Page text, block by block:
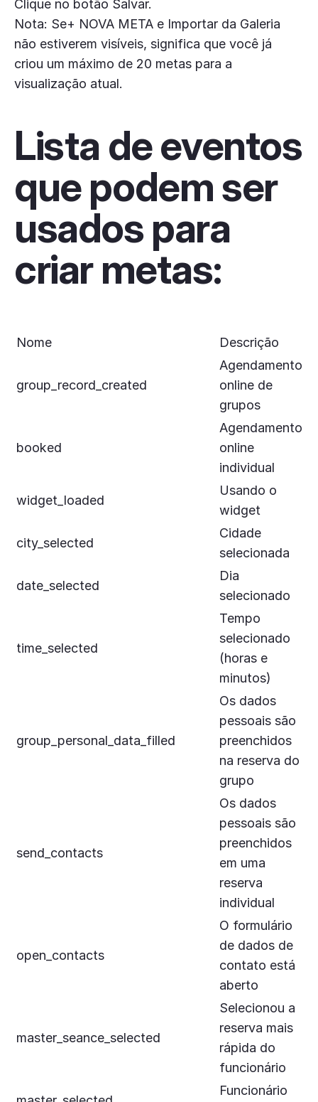
Clique no botão Salvar.
Nota: Se+ NOVA META e Importar da Galeria
não estiverem visíveis, significa que você já
criou um máximo de 20 metas para a
visualização atual.
Lista de eventos
que podem ser
usados ​​para
criar metas:
Nome Descrição
group_record_created
Agendamento
online de
grupos
booked
Agendamento
online
individual
widget_loaded
Usando o
widget
city_selected
Cidade
selecionada
date_selected
Dia
selecionado
time_selected
Tempo
selecionado
(horas e
minutos)
group_personal_data_filled
Os dados
pessoais são
preenchidos
na reserva do
grupo
send_contacts
Os dados
pessoais são
preenchidos
em uma
reserva
individual
open_contacts
O formulário
de dados de
contato está
aberto
master_seance_selected
Selecionou a
reserva mais
rápida do
funcionário
Funcionário